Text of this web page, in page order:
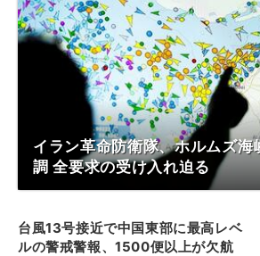
イラン革命防衛隊、ホルムズ海
調 全要求の受け入れ迫る
台風13号接近で中国東部に最高レベ
ルの警戒警報、1500便以上が欠航